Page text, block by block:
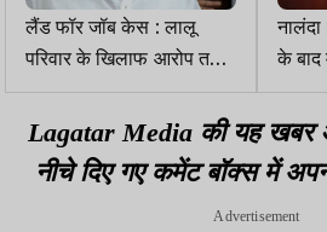
लैंड फॉर जॉब केस : लालू
परिवार के खिलाफ आरोप तय
करने का आदेश टला, अब 8
दिसंबर को सुनवाई
के
युवक
Lagatar Media की यह खबर
नीचे दिए गए कमेंट बॉक्स में
Advertisement